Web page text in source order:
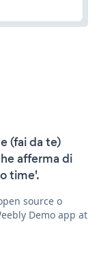
(fai da te)
afferma di
time'.
source o
Demo app at